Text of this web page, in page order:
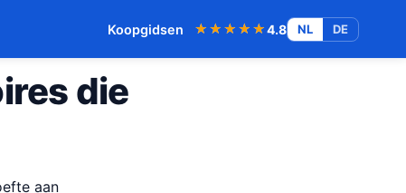
Koopgidsen ★★★★★
★★★★★4.8 NL DE
die
aan